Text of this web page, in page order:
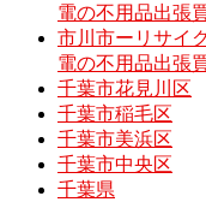
電の不用品出張
市川市ーリサイ
電の不用品出張
千葉市花見川区
千葉市稲毛区
千葉市美浜区
千葉市中央区
千葉県